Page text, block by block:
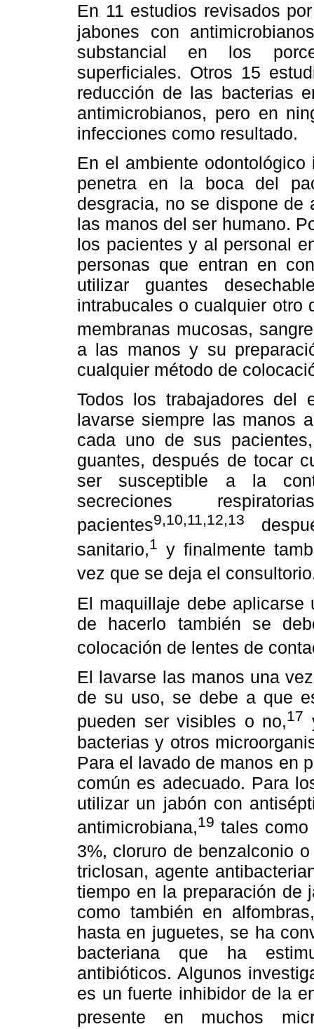
En 11 estudios revisados
jabones con
substancial en los
superficiales. Otros 15
reducción de las bacterias
antimicrobianos, pero en
infecciones como resultado.
En el ambiente
penetra en la boca del
desgracia, no se dispone de
las manos del ser humano.
los pacientes y al personal
personas que entran en
utilizar guantes
intrabucales o cualquier otro
membranas mucosas,
a las manos y su
cualquier método de
Todos los trabajadores del
lavarse siempre las manos
cada uno de sus
guantes, después de tocar
ser susceptible a la
secreciones
pacientes9,10,11,12,13
sanitario,1 y finalmente
vez que se deja el
El maquillaje debe
de hacerlo también se
colocación de lentes de
El lavarse las manos una
de su uso, se debe a que
pueden ser visibles o no,17
bacterias y otros
Para el lavado de manos en
común es adecuado. Para
utilizar un jabón con
antimicrobiana,19 tales
3%, cloruro de benzalconio
triclosan, agente
tiempo en la preparación de
como también en
hasta en juguetes, se ha
bacteriana que ha
antibióticos. Algunos
es un fuerte inhibidor de la
presente en muchos